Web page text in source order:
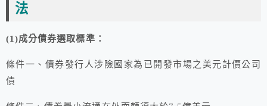
法
(1)成分債券選取標準：
條件一、債券發行人涉險國家為已開發市場之美元計價公司
債